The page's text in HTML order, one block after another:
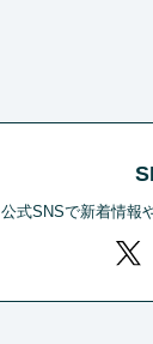
公式SNSで新着情報